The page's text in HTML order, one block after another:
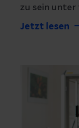
zu sein
sich schnell:
Jetzt lesen